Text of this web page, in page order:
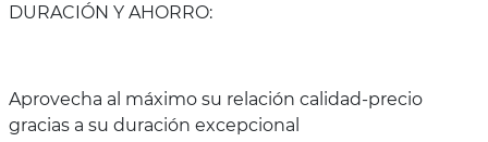
DURACIÓN Y AHORRO:
Aprovecha al máximo su relación calidad-precio
gracias a su duración excepcional